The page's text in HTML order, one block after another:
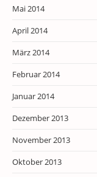
Mai 2014
April 2014
März 2014
Februar 2014
Januar 2014
Dezember 2013
November 2013
Oktober 2013